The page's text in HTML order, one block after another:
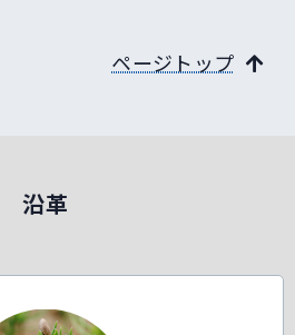
ページトップ
沿革